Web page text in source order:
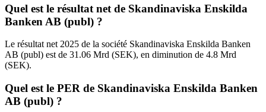
Quel est le résultat net de Skandinaviska Enskilda
Banken AB (publ) ?
Le résultat net 2025 de la société Skandinaviska Enskilda Banken
AB (publ) est de 31.06 Mrd (SEK), en diminution de 4.8 Mrd
(SEK).
Quel est le PER de Skandinaviska Enskilda Banken
AB (publ) ?